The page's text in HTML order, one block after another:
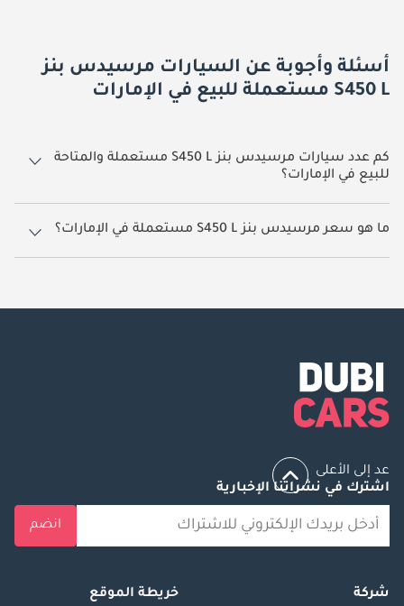
أسئلة وأجوبة عن السيارات مرسيدس بنز
S450 L مستعملة للبيع في الإمارات
كم عدد سيارات مرسيدس بنز S450 L مستعملة والمتاحة
للبيع في الإمارات؟
1 سيارة مرسيدس بنز S450 L مستعملة متوفرة للبيع في الإمارات.
ما هو سعر مرسيدس بنز S450 L مستعملة في الإمارات؟
يبدأ سعر سيارة مرسيدس بنز S450 L مستعملة في الإمارات 205,000.
عد إلى الأعلى
اشترك في نشراتنا الإخبارية
انضم
شركة
خريطة الموقع